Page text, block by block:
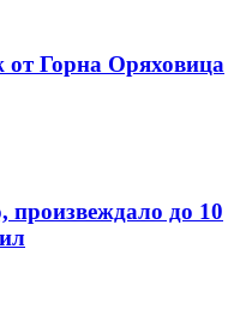
Горна Оряховица
произвеждало до 10